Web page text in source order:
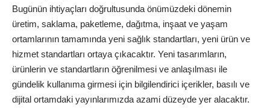
Bugünün ihtiyaçları doğrultusunda önümüzdeki dönemin
üretim, saklama, paketleme, dağıtma, inşaat ve yaşam
ortamlarının tamamında yeni sağlık standartları, yeni ürün ve
hizmet standartları ortaya çıkacaktır. Yeni tasarımların,
ürünlerin ve standartların öğrenilmesi ve anlaşılması ile
gündelik kullanıma girmesi için bilgilendirici içerikler, basılı ve
dijital ortamdaki yayınlarımızda azami düzeyde yer alacaktır.